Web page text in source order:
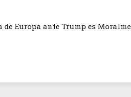
de Europa ante Trump es